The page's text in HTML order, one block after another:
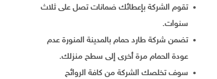
تقوم الشركة بإعطائك ضمانات تصل على ثلاث
سنوات.
تضمن شركة طارد حمام بالمدينة المنورة عدم
عودة الحمام مرة أخرى إلى سطح منزلك.
سوف تخلصك الشركة من كافة الروائح